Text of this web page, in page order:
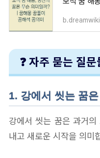
❓ 자주 묻는 질문
1. 강에서 씻는 꿈
강에서 씻는 꿈은 과거
내고 새로운 시작을 의미